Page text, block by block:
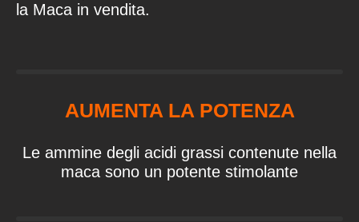
la Maca in vendita.
AUMENTA LA POTENZA
Le ammine degli acidi grassi contenute nella
maca sono un potente stimolante